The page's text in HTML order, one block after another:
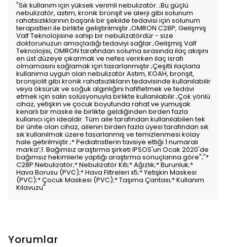
"Sık kullanım için yüksek verimli nebulizatör. ;Bu güçlü
nebulizatör, astım, kronik bronşit ve alerji gibi solunum
rahatsızlıklarının başarılı bir şekilde tedavisi için solunum
terapistleri ile birlikte geliştirilmiştir.;OMRON C28P, Gelişmiş
Valf Teknolojisine sahip bir nebulizatördür - size
doktorunuzun amaçladığı tedaviyi sağlar.;Gelişmiş Valf
Teknolojisi, OMRON tarafından soluma sırasında ilaç akışını
en üst düzeye çıkarmak ve nefes verirken ilaç israfı
olmamasını sağlamak için tasarlanmıştır.;Çeşitli ilaçlarla
kullanıma uygun olan nebulizatör Astım, KOAH, bronşit,
bronşiolit gibi kronik rahatsızlıkların tedavisinde kullanılabilir
veya öksürük ve soğuk algınlığını hafifletmek ve tedavi
etmek için salin solüsyonuyla birlikte kullanılabilir.;Çok yönlü
cihaz, yetişkin ve çocuk boyutunda rahat ve yumuşak
kenarlı bir maske ile birlikte geldiğinden birden fazla
kullanıcı için idealdir. Tüm aile tarafından kullanılabilen tek
bir ünite olan cihaz, ailenin birden fazla üyesi tarafından sık
sık kullanılmak üzere tasarlanmış ve temizlenmesi kolay
hale getirilmiştir.;* Pediatristlerin tavsiye ettiği 1 numaralı
marka¹;1. Bağımsız araştırma şirketi IPSOS'un Ocak 2020'de
bağımsız hekimlerle yaptığı araştırma sonuçlarına göre";"*
C28P Nebulizatör;* Nebulizatör Kiti;* Ağızlık;* Burunluk;*
Hava Borusu (PVC);* Hava Filtreleri x5;* Yetişkin Maskesi
(PVC);* Çocuk Maskesi (PVC);* Taşıma Çantası;* Kullanım
Kılavuzu"
Yorumlar